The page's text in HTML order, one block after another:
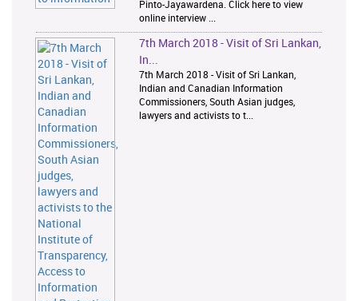
Pinto-Jayawardena. Click here to view
online interview ...
7th March 2018 - Visit of Sri Lankan,
In...
7th March 2018 - Visit of Sri Lankan,
Indian and Canadian Information
Commissioners, South Asian judges,
lawyers and activists to t...